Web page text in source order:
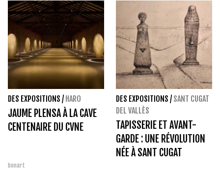
DES EXPOSITIONS / HARO
JAUME PLENSA À LA CAVE
CENTENAIRE DU CVNE
bonart
DES EXPOSITIONS / SANT CUGAT
DEL VALLÈS
TAPISSERIE ET AVANT-
GARDE : UNE RÉVOLUTION
NÉE À SANT CUGAT